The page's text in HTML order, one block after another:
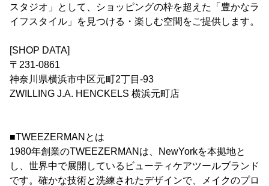
スタジオ」として、ショッピングの枠を超えた「豊かなラ
イフスタイル」を見つける・楽しむ空間をご提供します。
[SHOP DATA]
〒231-0861
神奈川県横浜市中区元町2丁目-93
ZWILLING J.A. HENCKELS 横浜元町店
■TWEEZERMANとは
1980年創業のTWEEZERMANは、NewYorkを本拠地と
し、世界中で展開しているビューティケアツールブランド
です。確かな技術と洗練されたデザインで、メイクのプロ